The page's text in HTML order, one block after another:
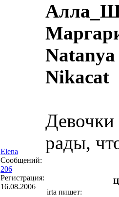
Elena
Сообщений:
206
Регистрация:
16.08.2006
Natanya
Nikacat
Девочки
рады,
irta пишет: